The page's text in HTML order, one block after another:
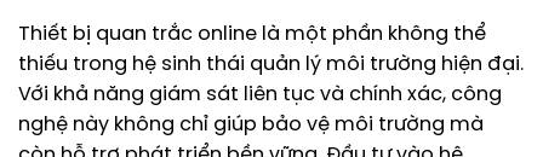
Thiết bị quan trắc online là một phần không thể
thiếu trong hệ sinh thái quản lý môi trường hiện đại.
Với khả năng giám sát liên tục và chính xác, công
nghệ này không chỉ giúp bảo vệ môi trường mà